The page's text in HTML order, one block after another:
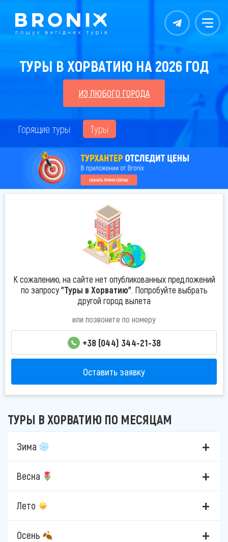
Контакты Меню
ТУРЫ В ХОРВАТИЮ НА 2026 ГОД
ИЗ ЛЮБОГО ГОРОДА
Горящие туры Туры
К сожалению, на сайте нет опубликованных предложений
по запросу"Туры в Хорватию". Попробуйте выбрать
другой город вылета
или позвоните по номеру
+38 (044) 344-21-38
Оставить заявку
ТУРЫ В ХОРВАТИЮ ПО МЕСЯЦАМ
Зима
Весна
Лето
Осень